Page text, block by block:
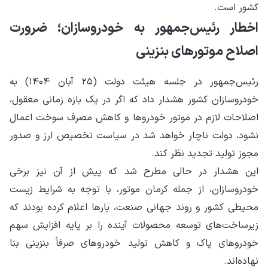
کشور است.
اخطار رئیس‌جمهور به خودروسازان؛ ضرورت
اصلاح موتورهای بنزینی
رئیس‌جمهور در جلسه هیئت دولت (۲۵ آبان ۱۴۰۴) به
خودروسازان کشور هشدار داد که اگر در یک بازه زمانی معقول،
اصلاحات لازم در موتور خودروها و کاهش مصرف سوخت اعمال
نشود، دولت ناچار خواهد شد در سیاست تخصیص ارز و صدور
مجوز تولید تجدید نظر کند.
این هشدار در حالی مطرح شد که پیش از آن نیز برخی
خودروسازان، از جمله کرمان موتور، با توجه به شرایط زیست
محیطی کشور و روند جهانی صنعت، بارها اعلام کرده بودند که
زیرساخت‌های توسعه محصولات آینده را بر پایه افزایش سهم
خودروهای پاک و کاهش تولید خودروهای صرفاً بنزینی بنا
نهاده‌اند.